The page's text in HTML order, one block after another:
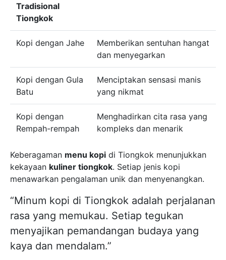
Tradisional
Tiongkok
Kopi dengan Jahe
Memberikan sentuhan hangat
dan menyegarkan
Kopi dengan Gula
Batu
Menciptakan sensasi manis
yang nikmat
Kopi dengan
Rempah-rempah
Menghadirkan cita rasa yang
kompleks dan menarik
Keberagaman menu kopi di Tiongkok menunjukkan
kekayaan kuliner tiongkok. Setiap jenis kopi
menawarkan pengalaman unik dan menyenangkan.
“Minum kopi di Tiongkok adalah perjalanan
rasa yang memukau. Setiap tegukan
menyajikan pemandangan budaya yang
kaya dan mendalam.”